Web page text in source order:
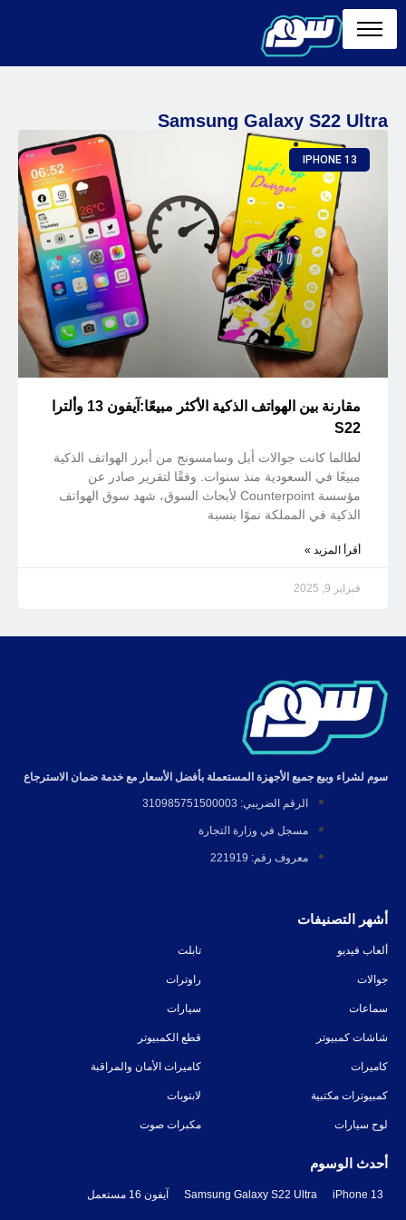
Samsung Galaxy S22 Ultra
IPHONE 13
مقارنة بين الهواتف الذكية الأكثر مبيعًا:آيفون 13 وألترا
S22
لطالما كانت جوالات أبل وسامسونج من أبرز الهواتف الذكية
مبيعًا في السعودية منذ سنوات. وفقًا لتقرير صادر عن
مؤسسة Counterpoint لأبحاث السوق، شهد سوق الهواتف
الذكية في المملكة نموًا بنسبة
أقرأ المزيد »
فبراير 9, 2025
سوم لشراء وبيع جميع الأجهزة المستعملة بأفضل الأسعار مع خدمة ضمان الاسترجاع
الرقم الضريبي: 310985751500003
مسجل في وزارة التجارة
معروف رقم: 221919
أشهر التصنيفات
ألعاب فيديو تابلت
جوالات راوترات
سماعات سيارات
شاشات كمبيوتر قطع الكمبيوتر
كاميرات كاميرات الأمان والمراقبة
كمبيوترات مكتبية لابتوبات
لوح سيارات مكبرات صوت
أحدث الوسوم
iPhone 13
Samsung Galaxy S22 Ultra آيفون 16 مستعمل